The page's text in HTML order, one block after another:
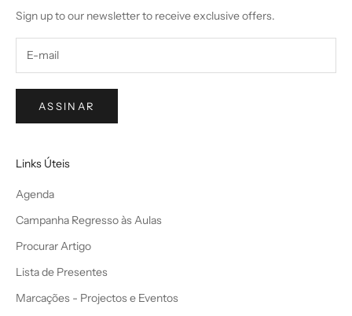
Sign up to our newsletter to receive exclusive offers.
ASSINAR
Links Úteis
Agenda
Campanha Regresso às Aulas
Procurar Artigo
Lista de Presentes
Marcações - Projectos e Eventos